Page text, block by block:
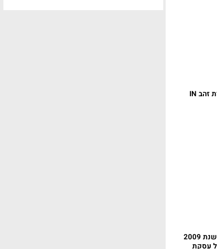
המניה זינקה 1,500% משנת 2009
עסקת